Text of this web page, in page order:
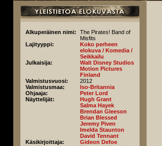
Alkuperäinen nimi:
The Pirates! Band of
Misfits
Lajityyppi:
Koko perheen
elokuva / Komedia /
Seikkailu
Julkaisija:
Walt Disney Studios
Motion Pictures
Finland
Valmistusvuosi:
2012
Valmistusmaa:
Iso-Britannia
Ohjaaja:
Peter Lord
Näyttelijät:
Hugh Grant
Salma Hayek
Brendan Gleeson
Brian Blessed
Jeremy Piven
Imelda Staunton
David Tennant
Käsikirjoittaja:
Gideon Defoe